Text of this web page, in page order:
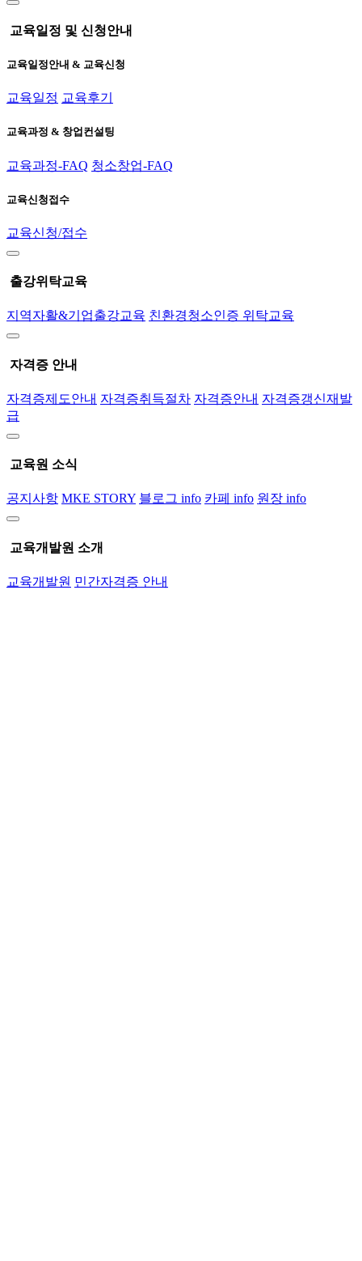
교육일정 및 신청안내
교육일정안내 & 교육신청
교육일정 교육후기
교육과정 & 창업컨설팅
교육과정-FAQ 청소창업-FAQ
교육신청접수
교육신청/접수
출강위탁교육
지역자활&기업출강교육 친환경청소인증 위탁교육
자격증 안내
자격증제도안내 자격증취득절차 자격증안내 자격증갱신재발
급
교육원 소식
공지사항 MKE STORY 블로그 info 카페 info 원장 info
교육개발원 소개
교육개발원 민간자격증 안내